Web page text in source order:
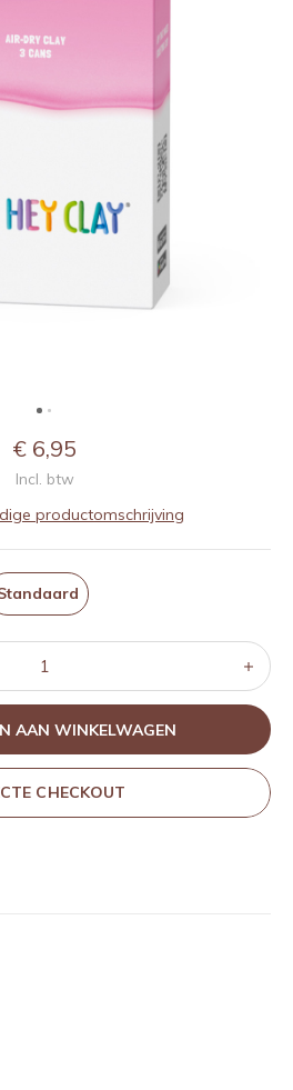
€ 6,95
Incl. btw
productomschrijving
AAN WINKELWAGEN
CHECKOUT